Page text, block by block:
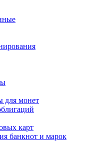
для монет
карт
банкнот и марок